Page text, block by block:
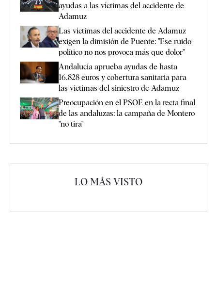
ayudas a las víctimas del accidente de
Adamuz
Las víctimas del accidente de Adamuz
exigen la dimisión de Puente: "Ese ruido
político no nos provoca más que dolor"
Andalucía aprueba ayudas de hasta
16.828 euros y cobertura sanitaria para
las víctimas del siniestro de Adamuz
Preocupación en el PSOE en la recta final
de las andaluzas: la campaña de Montero
"no tira"
LO MÁS VISTO